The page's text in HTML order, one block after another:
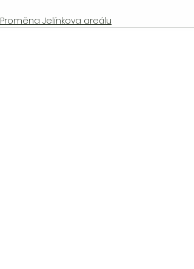
Proměna Jelínkova areálu